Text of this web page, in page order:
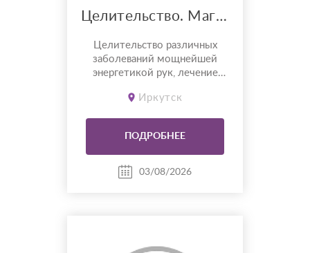
Целительство. Магия
Целительство различных
заболеваний мощнейшей
энергетикой рук, лечение
опорно двигательного
89500516184
Иркутск
ПОДРОБНЕЕ
03/08/2026